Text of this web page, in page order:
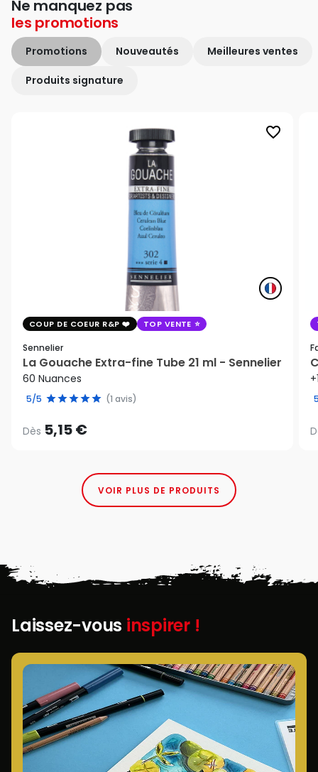
Ne manquez pas
les promotions
Promotions Nouveautés Meilleures ventes
Produits signature
favorite_border
COUP DE COEUR R&P TOP VENTE
Sennelier
La Gouache Extra-fine Tube 21 ml - Sennelier
60 Nuances
5/5 (1 avis)
Dès 5,15 €
VOIR PLUS DE PRODUITS
Laissez-vous inspirer !